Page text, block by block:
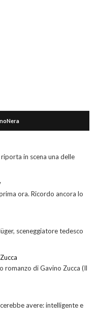
in scena una delle
ora. Ricordo ancora lo
sceneggiatore tedesco
romanzo di Gavino Zucca (Il
avere: intelligente e